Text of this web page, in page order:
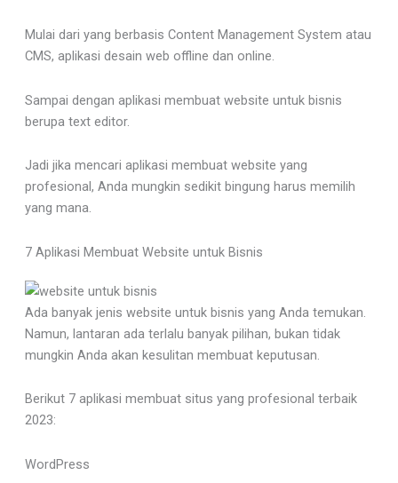
Mulai dari yang berbasis Content Management System atau
CMS, aplikasi desain web offline dan online.
Sampai dengan aplikasi membuat website untuk bisnis
berupa text editor.
Jadi jika mencari aplikasi membuat website yang
profesional, Anda mungkin sedikit bingung harus memilih
yang mana.
7 Aplikasi Membuat Website untuk Bisnis
Ada banyak jenis website untuk bisnis yang Anda temukan.
Namun, lantaran ada terlalu banyak pilihan, bukan tidak
mungkin Anda akan kesulitan membuat keputusan.
Berikut 7 aplikasi membuat situs yang profesional terbaik
2023:
WordPress